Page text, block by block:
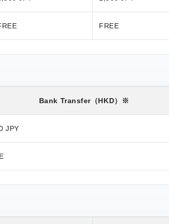
FREE
Bank Transfer（HKD）※
JPY